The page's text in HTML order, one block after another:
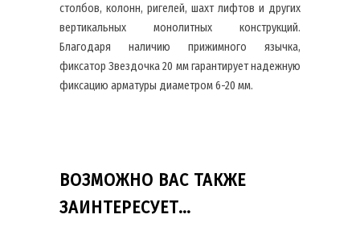
столбов, колонн, ригелей, шахт лифтов и других
вертикальных монолитных конструкций.
Благодаря наличию прижимного язычка,
фиксатор Звездочка 20 мм гарантирует надежную
фиксацию арматуры диаметром 6-20 мм.
ВОЗМОЖНО ВАС ТАКЖЕ
ЗАИНТЕРЕСУЕТ…